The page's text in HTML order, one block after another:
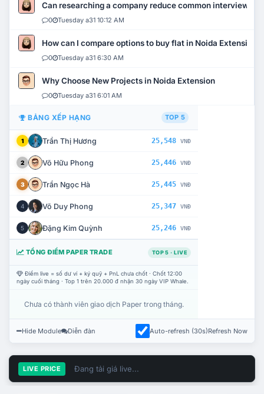
Can researching a company reduce common interview
0 Tuesday a31 10:12 AM
How can I compare options to buy flat in Noida Extension?
0 Tuesday a31 6:30 AM
Why Choose New Projects in Noida Extension
0 Tuesday a31 6:01 AM
BẢNG XẾP HẠNG TOP 5
1 Trần Thị Hương 25,548 VNĐ
2 Võ Hữu Phong 25,446 VNĐ
3 Trần Ngọc Hà 25,445 VNĐ
4 Võ Duy Phong 25,347 VNĐ
5 Đặng Kim Quỳnh 25,246 VNĐ
TỔNG ĐIỂM PAPER TRADE TOP 5 · LIVE
Điểm live = số dư ví + ký quỹ + PnL chưa chốt · Chốt 12:00
ngày cuối tháng · Top 1 trên 20.000 đ nhận 30 ngày VIP Whale.
Chưa có thành viên giao dịch Paper trong tháng.
Hide Module Diễn đàn Auto-refresh (30s)Refresh Now
LIVE PRICE Đang tải giá live...